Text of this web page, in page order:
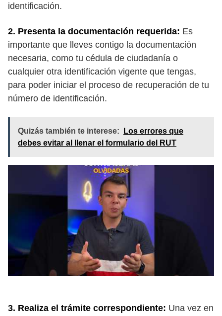
identificación.
2. Presenta la documentación requerida: Es
importante que lleves contigo la documentación
necesaria, como tu cédula de ciudadanía o
cualquier otra identificación vigente que tengas,
para poder iniciar el proceso de recuperación de tu
número de identificación.
Quizás también te interese:
Los errores que
debes evitar al llenar el formulario del RUT
3. Realiza el trámite correspondiente: Una vez en